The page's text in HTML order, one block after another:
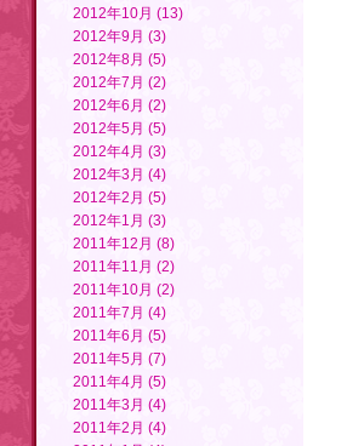
2012年10月 (13)
2012年9月 (3)
2012年8月 (5)
2012年7月 (2)
2012年6月 (2)
2012年5月 (5)
2012年4月 (3)
2012年3月 (4)
2012年2月 (5)
2012年1月 (3)
2011年12月 (8)
2011年11月 (2)
2011年10月 (2)
2011年7月 (4)
2011年6月 (5)
2011年5月 (7)
2011年4月 (5)
2011年3月 (4)
2011年2月 (4)